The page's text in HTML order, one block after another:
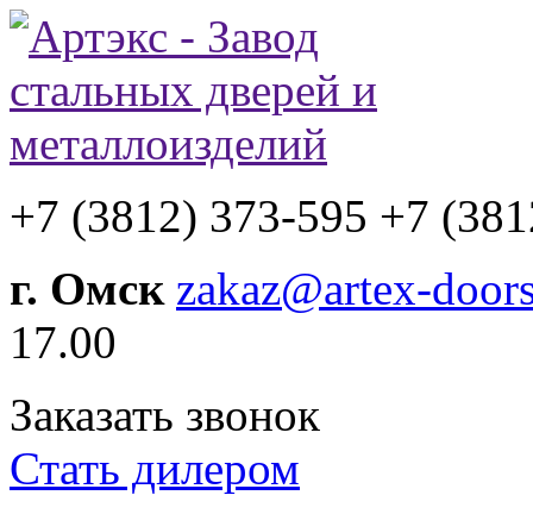
+7 (3812) 373-595 +7
г. Омск zakaz@artex-
17.00
Заказать звонок
Стать дилером